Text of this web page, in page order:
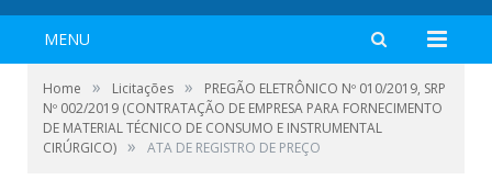
MENU
Home » Licitações »
PREGÃO ELETRÔNICO Nº 010/2019, SRP
Nº 002/2019 (CONTRATAÇÃO DE EMPRESA PARA FORNECIMENTO
DE MATERIAL TÉCNICO DE CONSUMO E INSTRUMENTAL
CIRÚRGICO) » ATA DE REGISTRO DE PREÇO